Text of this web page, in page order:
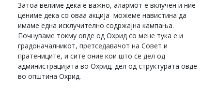
Затоа велиме дека е важно, алармот е вклучен и ние
цениме дека со оваа акција можеме навистина да
имаме една исклучително содржајна кампања.
Почнуваме токму овде од Охрид со мене тука е и
градоначалникот, претседавачот на Совет и
пратениците, и сите оние кои што се дел од
администрацијата во Охрид, дел од структурата овде
во општина Охрид.